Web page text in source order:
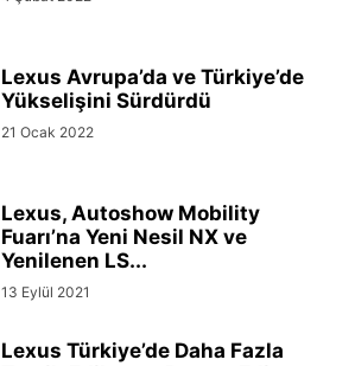
Lexus Avrupa’da ve Türkiye’de
Yükselişini Sürdürdü
21 Ocak 2022
Lexus, Autoshow Mobility
Fuarı’na Yeni Nesil NX ve
Yenilenen LS...
13 Eylül 2021
Lexus Türkiye’de Daha Fazla